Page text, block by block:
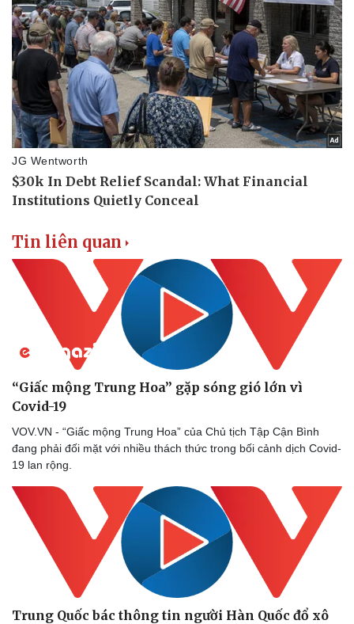
Tin liên quan
“Giấc mộng Trung Hoa” gặp sóng gió lớn vì
Covid-19
VOV.VN - “Giấc mộng Trung Hoa” của Chủ tịch Tập Cận Bình
đang phải đối mặt với nhiều thách thức trong bối cảnh dịch Covid-
19 lan rộng.
Trung Quốc bác thông tin người Hàn Quốc đổ xô